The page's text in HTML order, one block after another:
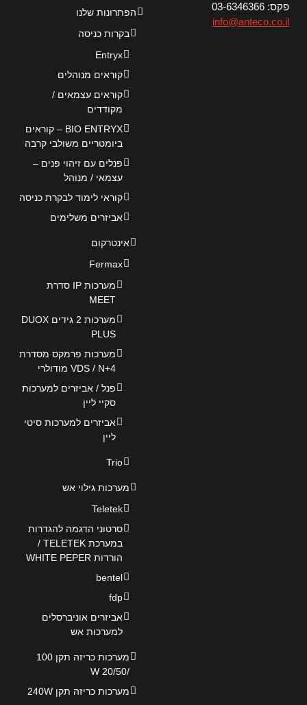
הפתרונות שלנו
בקרות כניסה
Entryx
קוראים מנוהלים
קוראים עצמאים /
מקודדים
BIO ENTRYX – קוראים
ביומטריים משולבי קרבה
פנלים עם זיהוי פנים –
עצמאי / מנוהל
קוראי לימוד לבקרת כניסה
אביזרים משלימים
אינטרקום
Fermax
מערכות IP סדרת
MEET
מערכות 2 גידים DUOX
PLUS
מערכות פרמקס מסדרת
VDS / N+4 מודולרי
פנל / אביזרים למערכות
סקיי ליין
אביזרים למערכות סיטי
ליין
Trio
מערכות גילוי אש
Teletek
סרטוני הדגמה להגדרות
במערכת TELETEK /
הורדות WHITE PEPER
bentel
fdp
אביזרים אוניברסלים
למערכות אש
מערכות כריזה תקן 100
/20/50 W
מערכות כריזה תקן 240W
פקס: 03-6346366
info@anteco.co.il